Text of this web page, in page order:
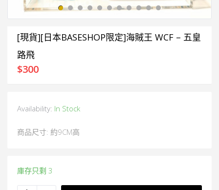
[現貨][日本BASESHOP限定]海賊王 WCF – 五皇
路飛
$300
Availability: In Stock
商品尺寸: 約9CM高
庫存只剩 3